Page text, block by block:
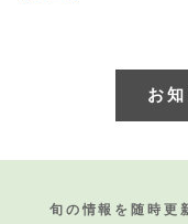
お
旬の情報を随時更